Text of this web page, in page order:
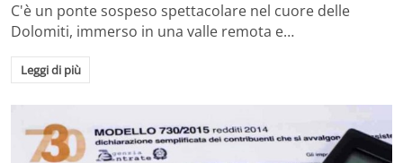
C'è un ponte sospeso spettacolare nel cuore delle
Dolomiti, immerso in una valle remota e…
Leggi di più